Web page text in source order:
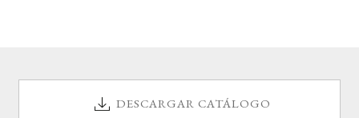
DESCARGAR CATÁLOGO